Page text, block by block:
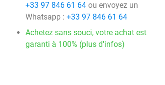
+33 97 846 61 64 ou envoyez un
Whatsapp : +33 97 846 61 64
Achetez sans souci, votre achat est
garanti à 100% (plus d'infos)